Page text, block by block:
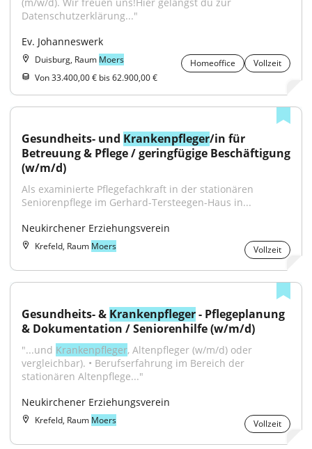
Datenschutzerklärung..."
Ev. Johanneswerk
Duisburg, Raum Moers Homeoffice
Vollzeit
Von 33.400,00 € bis 62.900,00 €
Gesundheits- und Krankenpfleger/in für
Betreuung & Pflege / geringfügige Beschäftigung
(w/m/d)
Als examinierte Pflegefachkraft in der stationären
Seniorenpflege im Gerhard-Tersteegen-Haus in...
Neukirchener Erziehungsverein
Krefeld, Raum Moers Vollzeit
Gesundheits- & Krankenpfleger - Pflegeplanung
& Dokumentation / Seniorenhilfe (w/m/d)
"...und Krankenpfleger, Altenpfleger (w/m/d) oder
vergleichbar). • Berufserfahrung im Bereich der
stationären Altenpflege..."
Neukirchener Erziehungsverein
Krefeld, Raum Moers Vollzeit